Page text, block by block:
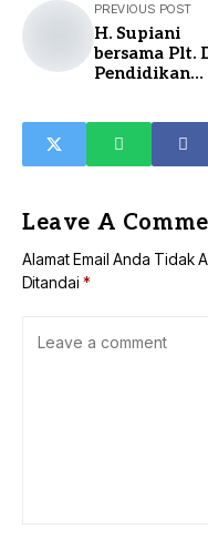
PREVIOUS POST
H. Supiani
bersama Plt.
Pendidikan
Melakukan
Pelatihan
Pembuatan
Tingkat
Leave A
Alamat Email Anda Tidak
Ditandai *